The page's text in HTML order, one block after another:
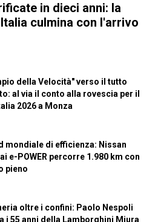
in dieci anni: la
culmina con l'arrivo
della Velocità" verso il tutto
al via il conto alla rovescia per il
2026 a Monza
mondiale di efficienza: Nissan
e-POWER percorre 1.980 km con
pieno
oltre i confini: Paolo Nespoli
i 55 anni della Lamborghini Miura